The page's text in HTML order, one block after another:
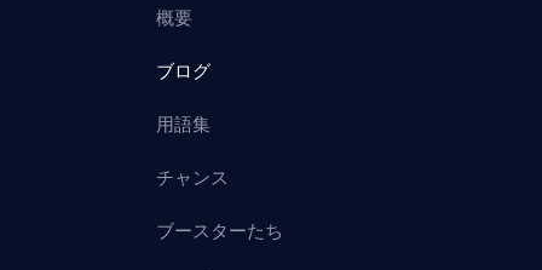
概要
ブログ
用語集
チャンス
ブースターたち